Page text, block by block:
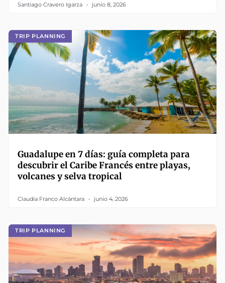
Santiago Cravero Igarza junio 8, 2026
TRIP PLANNING
Guadalupe en 7 días: guía completa para
descubrir el Caribe Francés entre playas,
volcanes y selva tropical
Claudia Franco Alcántara junio 4, 2026
TRIP PLANNING